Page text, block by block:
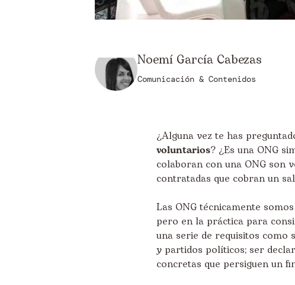
Noemí García Cabezas
Comunicación & Contenidos
¿Alguna vez te has
voluntarios? ¿Es una ONG
colaboran con una ONG son
contratadas que cobran un
Las ONG técnicamente
pero en la práctica para
una serie de requisitos como
y partidos políticos; ser
concretas que persiguen un